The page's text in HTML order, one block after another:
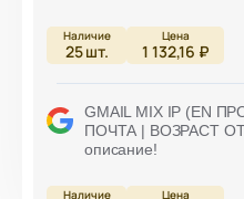
25шт. 1 132,16 ₽
GMAIL MIX IP (EN
ПОЧТА | ВОЗРАСТ ОТ
описание!